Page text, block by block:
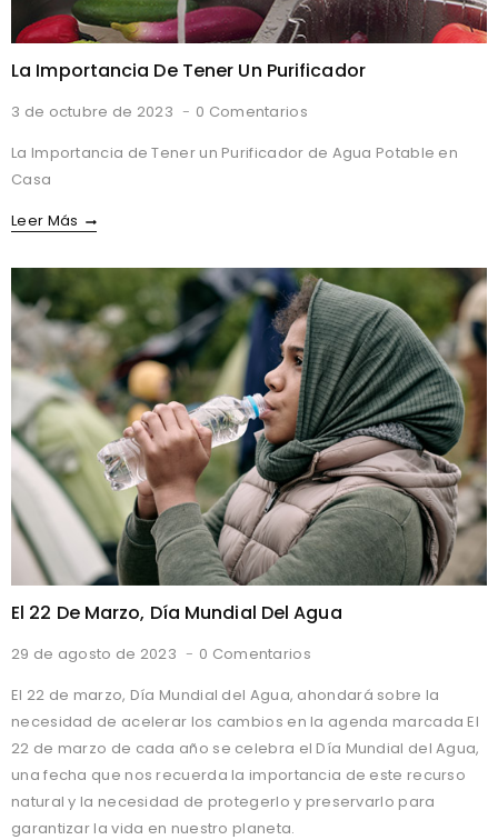
La Importancia De Tener Un Purificador
3 de octubre de 2023
0 Comentarios
La Importancia de Tener un Purificador de Agua Potable en
Casa
Leer Más La
De
Tener
Un
Purificador
El 22 De Marzo, Día Mundial Del Agua
29 de agosto de 2023
0 Comentarios
El 22 de marzo, Día Mundial del Agua, ahondará sobre la
necesidad de acelerar los cambios en la agenda marcada El
22 de marzo de cada año se celebra el Día Mundial del Agua,
una fecha que nos recuerda la importancia de este recurso
natural y la necesidad de protegerlo y preservarlo para
garantizar la vida en nuestro planeta.